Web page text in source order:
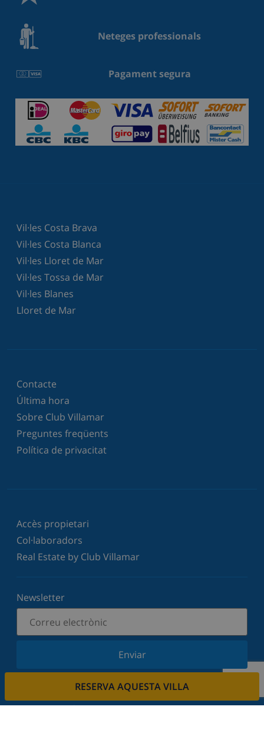
RESERVA AQUESTA VILLA
Neteges professionals
Pagament segura
Vil·les Costa Brava
Vil·les Costa Blanca
Vil·les Lloret de Mar
Vil·les Tossa de Mar
Vil·les Blanes
Lloret de Mar
Contacte
Última hora
Sobre Club Villamar
Preguntes freqüents
Política de privacitat
Accès propietari
Col·laboradors
Real Estate by Club Villamar
Newsletter
Enviar
Subscriu-vos al nostre butlletí i estigues informat
de les últimes novetats i ofertes. Respectem la
vostra privadesa.